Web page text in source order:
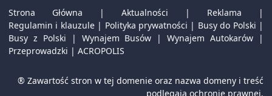
Strona Główna | Aktualności | Reklama |
Regulamin i klauzule| Polityka prywatności | Busy do Polski |
Busy z Polski | Wynajem Busów |Wynajem Autokarów |
Przeprowadzki | ACROPOLIS
® Zawartość stron w tej domenie oraz nazwa domeny i treść
podlegają ochronie prawnej.